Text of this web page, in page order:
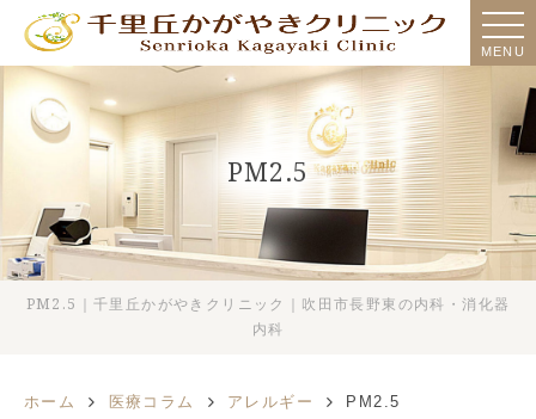
MENU
PM2.5
PM2.5｜千里丘かがやきクリニック｜吹田市長野東の内科・消化器
内科
ホーム 医療コラム アレルギー PM2.5